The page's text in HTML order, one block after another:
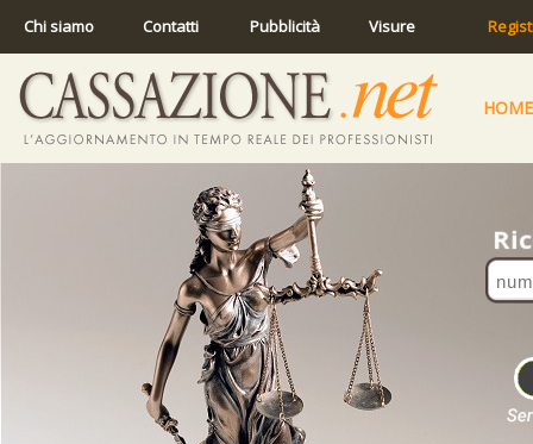
Chi siamo Contatti Pubblicità Visure
HOME